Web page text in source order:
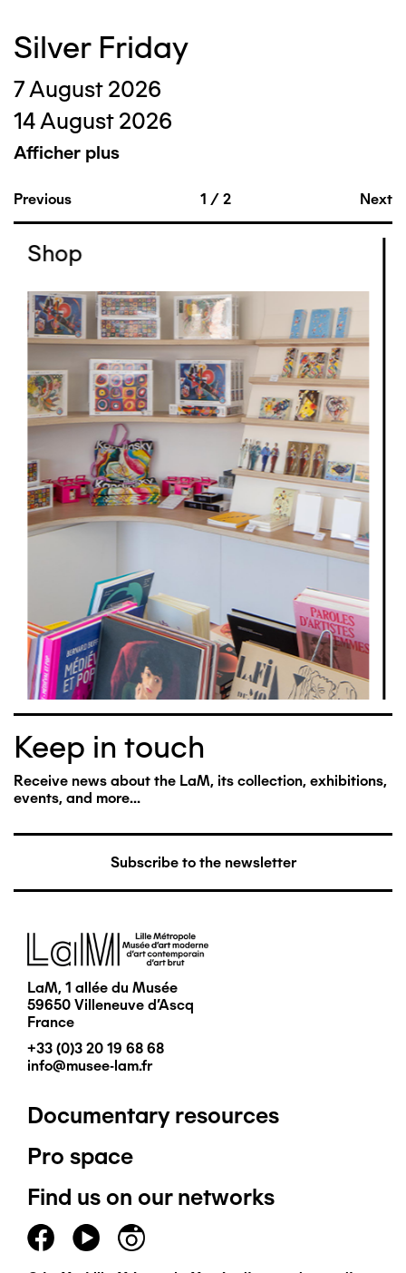
Silver Friday
7 August 2026
14 August 2026
Afficher plus
Previous 1 / 2 Next
Shop
Image
Keep in touch
Receive news about the LaM, its collection, exhibitions,
events, and more...
Subscribe to the newsletter
Image
LaM, 1 allée du Musée
59650 Villeneuve d'Ascq
France
+33 (0)3 20 19 68 68
info@musee-lam.fr
Pied
de
page
principal
Documentary resources
Pro space
Find us on our networks